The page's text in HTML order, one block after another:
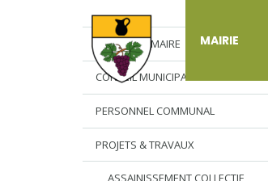
MAIRIE
L’EDITO DU MAIRE
CONSEIL MUNICIPAL
PERSONNEL COMMUNAL
PROJETS & TRAVAUX
ASSAINISSEMENT COLLECTIF